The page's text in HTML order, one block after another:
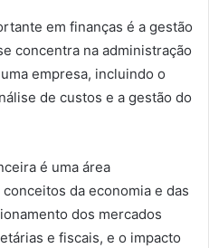
em finanças é a gestão
concentra na administração
empresa, incluindo o
de custos e a gestão do
é uma área
da economia e das
dos mercados
e fiscais, e o impacto